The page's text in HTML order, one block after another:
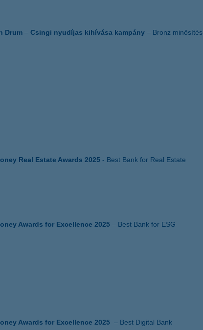
Drum – Csingi nyudíjas kihívása kampány – Bronz minősítés
Real Estate Awards 2025 - Best Bank for Real Estate
Awards for Excellence 2025 – Best Bank for ESG
Awards for Excellence 2025 – Best Digital Bank